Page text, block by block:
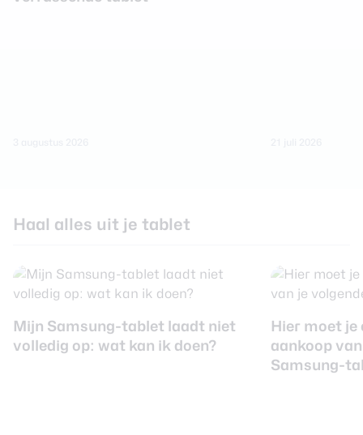
Haal alles uit je tablet
Mijn Samsung-tablet laadt niet
volledig op: wat kan ik doen?
Hier moet je
aankoop
Samsung-